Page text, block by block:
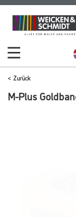
Zum
Inhalt
Zum
Navigationsmenü
Zurück
M-Plus